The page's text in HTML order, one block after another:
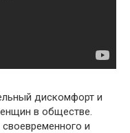
дискомфорт и
в обществе.
и